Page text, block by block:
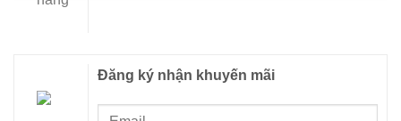
Đăng ký nhận khuyến mãi